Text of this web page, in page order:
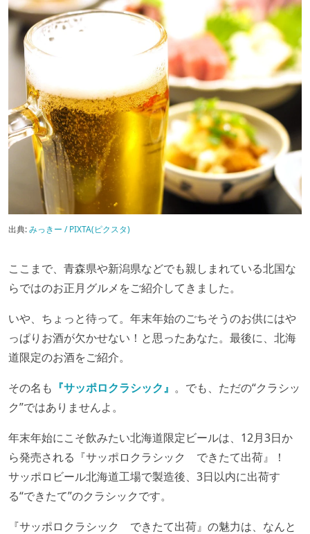
出典:みっきー / PIXTA(ピクスタ)
ここまで、青森県や新潟県などでも親しまれている北国な
らではのお正月グルメをご紹介してきました。
いや、ちょっと待って。年末年始のごちそうのお供にはや
っぱりお酒が欠かせない！と思ったあなた。最後に、北海
道限定のお酒をご紹介。
その名も 『サッポロクラシック』 。でも、ただの“クラシッ
ク”ではありませんよ。
年末年始にこそ飲みたい北海道限定ビールは、12月3日か
ら発売される『サッポロクラシック できたて出荷』！
サッポロビール北海道工場で製造後、3日以内に出荷す
る“できたて”のクラシックです。
『サッポロクラシック できたて出荷』の魅力は、なんと